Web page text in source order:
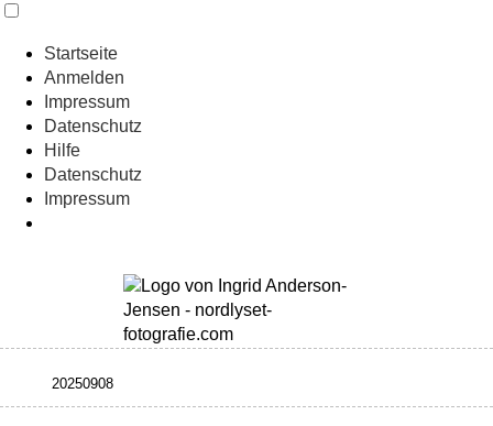
Startseite
Anmelden
Impressum
Datenschutz
Hilfe
Datenschutz
Impressum